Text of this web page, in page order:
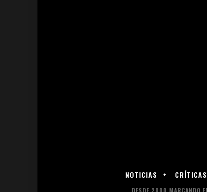
NOTICIAS CRÍTICAS
DESDE 2000 MARCANDO